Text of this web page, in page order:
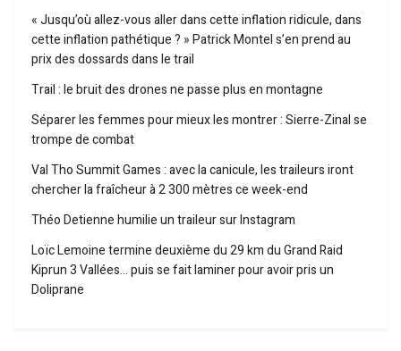
« Jusqu’où allez-vous aller dans cette inflation ridicule, dans
cette inflation pathétique ? » Patrick Montel s’en prend au
prix des dossards dans le trail
Trail : le bruit des drones ne passe plus en montagne
Séparer les femmes pour mieux les montrer : Sierre-Zinal se
trompe de combat
Val Tho Summit Games : avec la canicule, les traileurs iront
chercher la fraîcheur à 2 300 mètres ce week-end
Théo Detienne humilie un traileur sur Instagram
Loïc Lemoine termine deuxième du 29 km du Grand Raid
Kiprun 3 Vallées… puis se fait laminer pour avoir pris un
Doliprane